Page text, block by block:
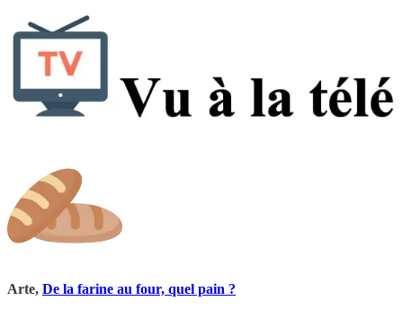
Arte, De la farine au four, quel pain ?